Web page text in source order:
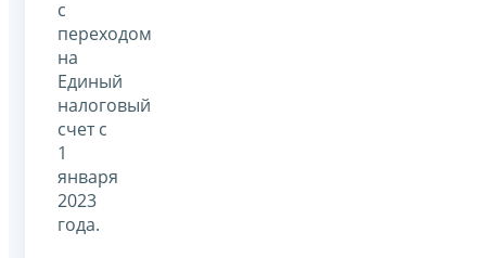
с
переходом
на
Единый
налоговый
счет с
1
января
2023
года.